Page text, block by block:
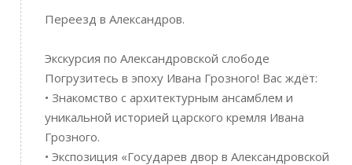
Переезд в Александров.
Экскурсия по Александровской слободе
Погрузитесь в эпоху Ивана Грозного! Вас ждёт:
• Знакомство с архитектурным ансамблем и
уникальной историей царского кремля Ивана
Грозного.
• Экспозиция «Государев двор в Александровской